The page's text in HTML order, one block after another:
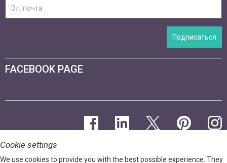
Подписаться
FACEBOOK PAGE
Cookie settings
We use cookies to provide you with the best possible experience. They